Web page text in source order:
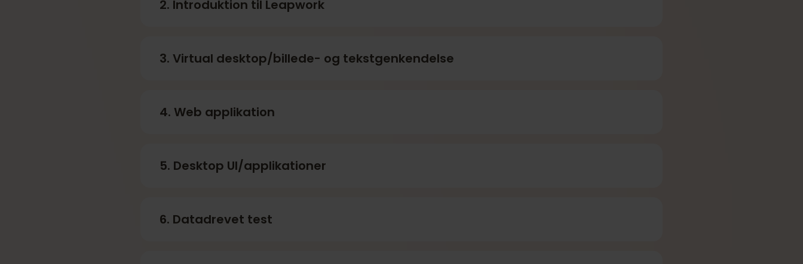
2. Introduktion til Leapwork
3. Virtual desktop/billede- og tekstgenkendelse
4. Web applikation
5. Desktop UI/applikationer
6. Datadrevet test